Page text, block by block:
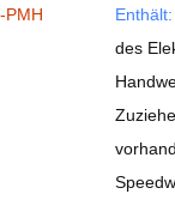
PMH
Enthält:
des